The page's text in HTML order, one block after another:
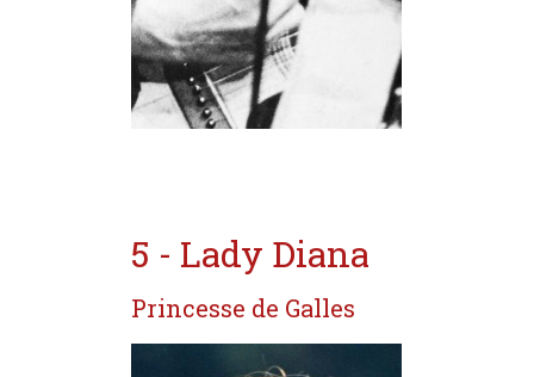
5 - Lady Diana
Princesse de Galles